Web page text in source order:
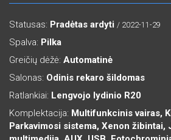
Statusas: Pradėtas ardyti / 2022-11-29
Spalva: Pilka
Greičių dėžė: Automatinė
Salonas: Odinis rekaro šildomas
Ratlankiai: Lengvojo lydinio R20
Komplektacija: Multifunkcinis vairas,
Parkavimosi sistema, Xenon žibintai,